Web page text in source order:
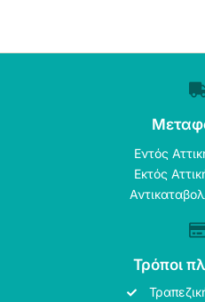
Εντός
Εκτός
Τρόποι